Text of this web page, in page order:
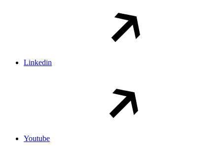
Linkedin
Youtube